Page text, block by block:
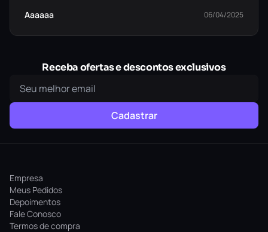
Aaaaaa
06/04/2025
Receba ofertas e descontos exclusivos
Cadastrar
Empresa
Meus Pedidos
Depoimentos
Fale Conosco
Termos de compra